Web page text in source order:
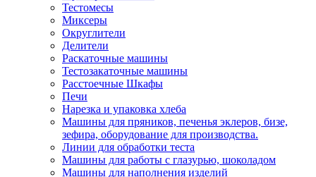
Тестомесы
Миксеры
Округлители
Делители
Раскаточные машины
Тестозакаточные машины
Расстоечные Шкафы
Печи
Нарезка и упаковка хлеба
Машины для пряников, печенья эклеров, бизе,
зефира, оборудование для производства.
Линии для обработки теста
Машины для работы с глазурью, шоколадом
Машины для наполнения изделий